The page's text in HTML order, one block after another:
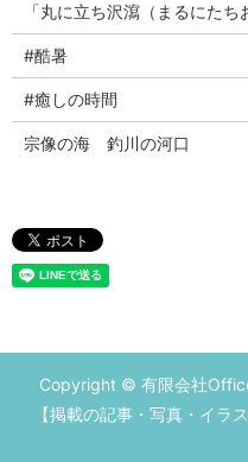
「丸に立ち沢瀉（まるにたち
#酷暑
#癒しの時間
宗像の海 釣川の河口
Copyright © 有限会社
【掲載の記事・写真・イラ